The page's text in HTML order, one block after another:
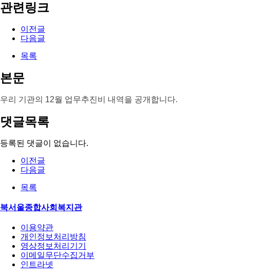
관련링크
이전글
다음글
목록
본문
우리 기관의 12월 업무추진비 내역을 공개합니다.
댓글목록
등록된 댓글이 없습니다.
이전글
다음글
목록
북서울종합사회복지관
이용약관
개인정보처리방침
영상정보처리기기
이메일무단수집거부
인트라넷